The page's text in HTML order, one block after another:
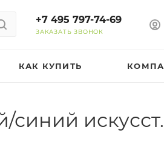
+7 495 797-74-69
ЗАКАЗАТЬ ЗВОНОК
КАК КУПИТЬ
синий